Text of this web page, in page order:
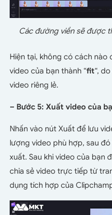
Các đường viền sẽ được
Hiện tại, không có cách
video của bạn thành “fit“,
video riêng lẻ.
– Bước 5: Xuất video của
Nhấn vào nút Xuất để lưu
lượng video phù hợp, sau
xuất. Sau khi video của bạn
chia sẻ video trực tiếp từ
dụng tích hợp của